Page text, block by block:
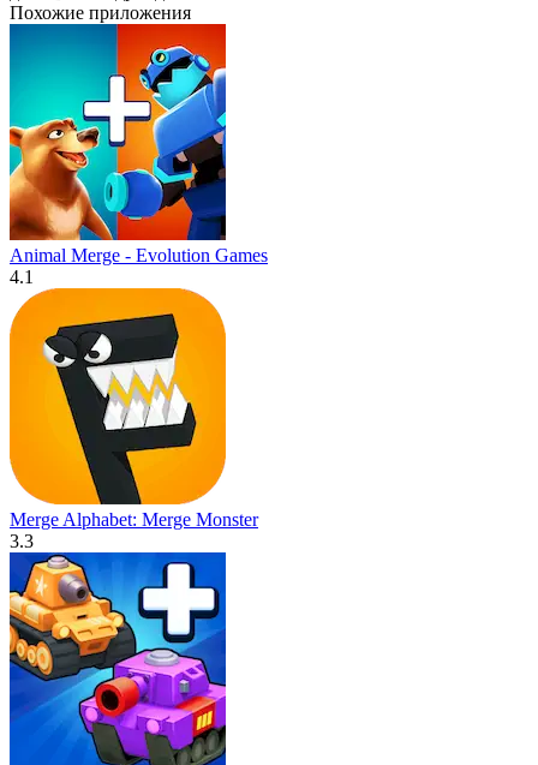
Похожие приложения
Animal Merge - Evolution Games
4.1
Merge Alphabet: Merge Monster
3.3